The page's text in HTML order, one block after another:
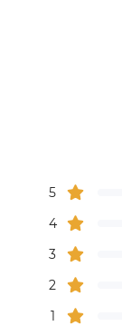
5
4
3
2
1